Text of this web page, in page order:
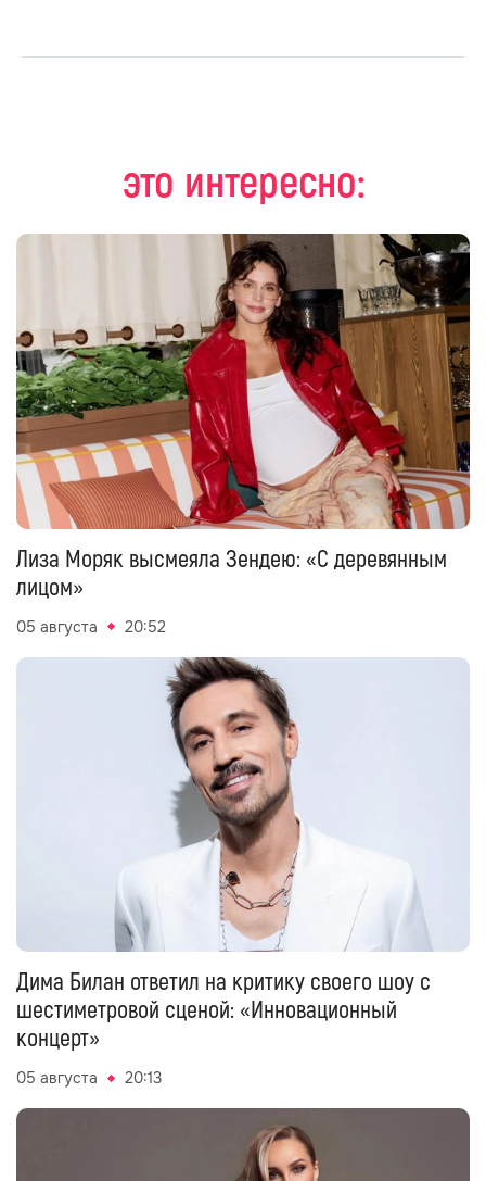
это интересно:
Лиза Моряк высмеяла Зендею: «С деревянным
лицом»
05 августа 20:52
Дима Билан ответил на критику своего шоу с
шестиметровой сценой: «Инновационный
концерт»
05 августа 20:13